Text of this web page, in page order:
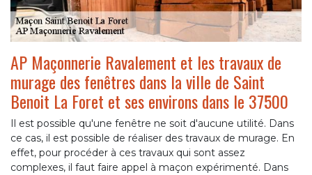
AP Maçonnerie Ravalement et les travaux de
murage des fenêtres dans la ville de Saint
Benoit La Foret et ses environs dans le 37500
Il est possible qu'une fenêtre ne soit d'aucune utilité. Dans
ce cas, il est possible de réaliser des travaux de murage. En
effet, pour procéder à ces travaux qui sont assez
complexes, il faut faire appel à maçon expérimenté. Dans